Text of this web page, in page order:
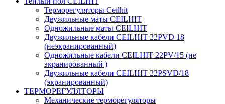
Терморегуляторы Ceilhit
Двужильные маты CEILHIT
Одножильные маты CEILHIT
Двужильные кабели CEILHIT 22PVD 18
(неэкранированный)
Одножильные кабели CEILHIT 22PV/15 (не
экранированный )
Двужильные кабели CEILHIT 22PSVD/18
(экранированный)
ТЕРМОРЕГУЛЯТОРЫ
Механические терморегуляторы